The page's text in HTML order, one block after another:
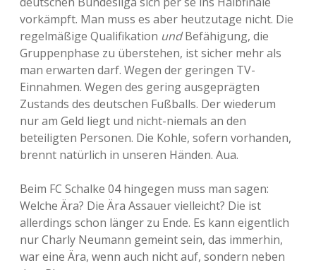
vorkämpft. Man muss es aber heutzutage nicht. Die
regelmäßige Qualifikation undBefähigung, die
Gruppenphase zu überstehen, ist sicher mehr als
man erwarten darf. Wegen der geringen TV-
Einnahmen. Wegen des gering ausgeprägten
Zustands des deutschen Fußballs. Der wiederum
nur am Geld liegt und nicht-niemals an den
beteiligten Personen. Die Kohle, sofern vorhanden,
brennt natürlich in unseren Händen. Aua.
Beim FC Schalke 04 hingegen muss man sagen:
Welche Ära? Die Ära Assauer vielleicht? Die ist
allerdings schon länger zu Ende. Es kann eigentlich
nur Charly Neumann gemeint sein, das immerhin,
war eine Ära, wenn auch nicht auf, sondern neben